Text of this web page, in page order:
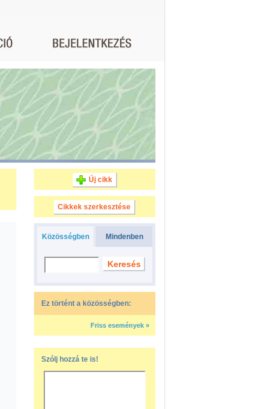
Új cikk
Cikkek szerkesztése
Közösségben Mindenben
Ez történt a közösségben:
Friss események »
Szólj hozzá te is!